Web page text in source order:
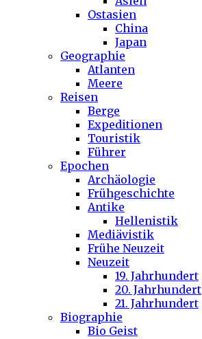
Ostasien
China
Japan
Geographie
Atlanten
Meere
Reisen
Berge
Expeditionen
Touristik
Führer
Epochen
Archäologie
Frühgeschichte
Antike
Hellenistik
Mediävistik
Frühe Neuzeit
Neuzeit
19. Jahrhundert
20. Jahrhundert
21. Jahrhundert
Biographie
Bio Geist